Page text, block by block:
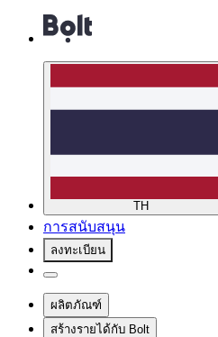
TH
การสนับสนุน
ลงทะเบียน
ผลิตภัณฑ์
สร้างรายได้กับ Bolt